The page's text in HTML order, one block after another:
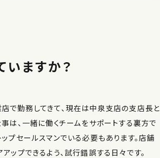
ますか？
で勤務してきて、現在は中泉支店の支店長と
は、一緒に働くチームをサポートする裏方で
プセールスマンでいる必要もあります。店舗
ップできるよう、試行錯誤する日々です。